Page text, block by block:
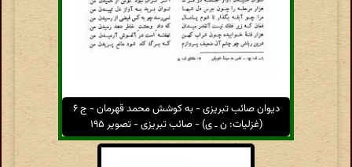
دیوان صائب تبریزی - به کوشش محمد قهرمان - ج ۶
(غزلیات: ن ـ ی) - صائب تبریزی - تصویر ۱۹۵